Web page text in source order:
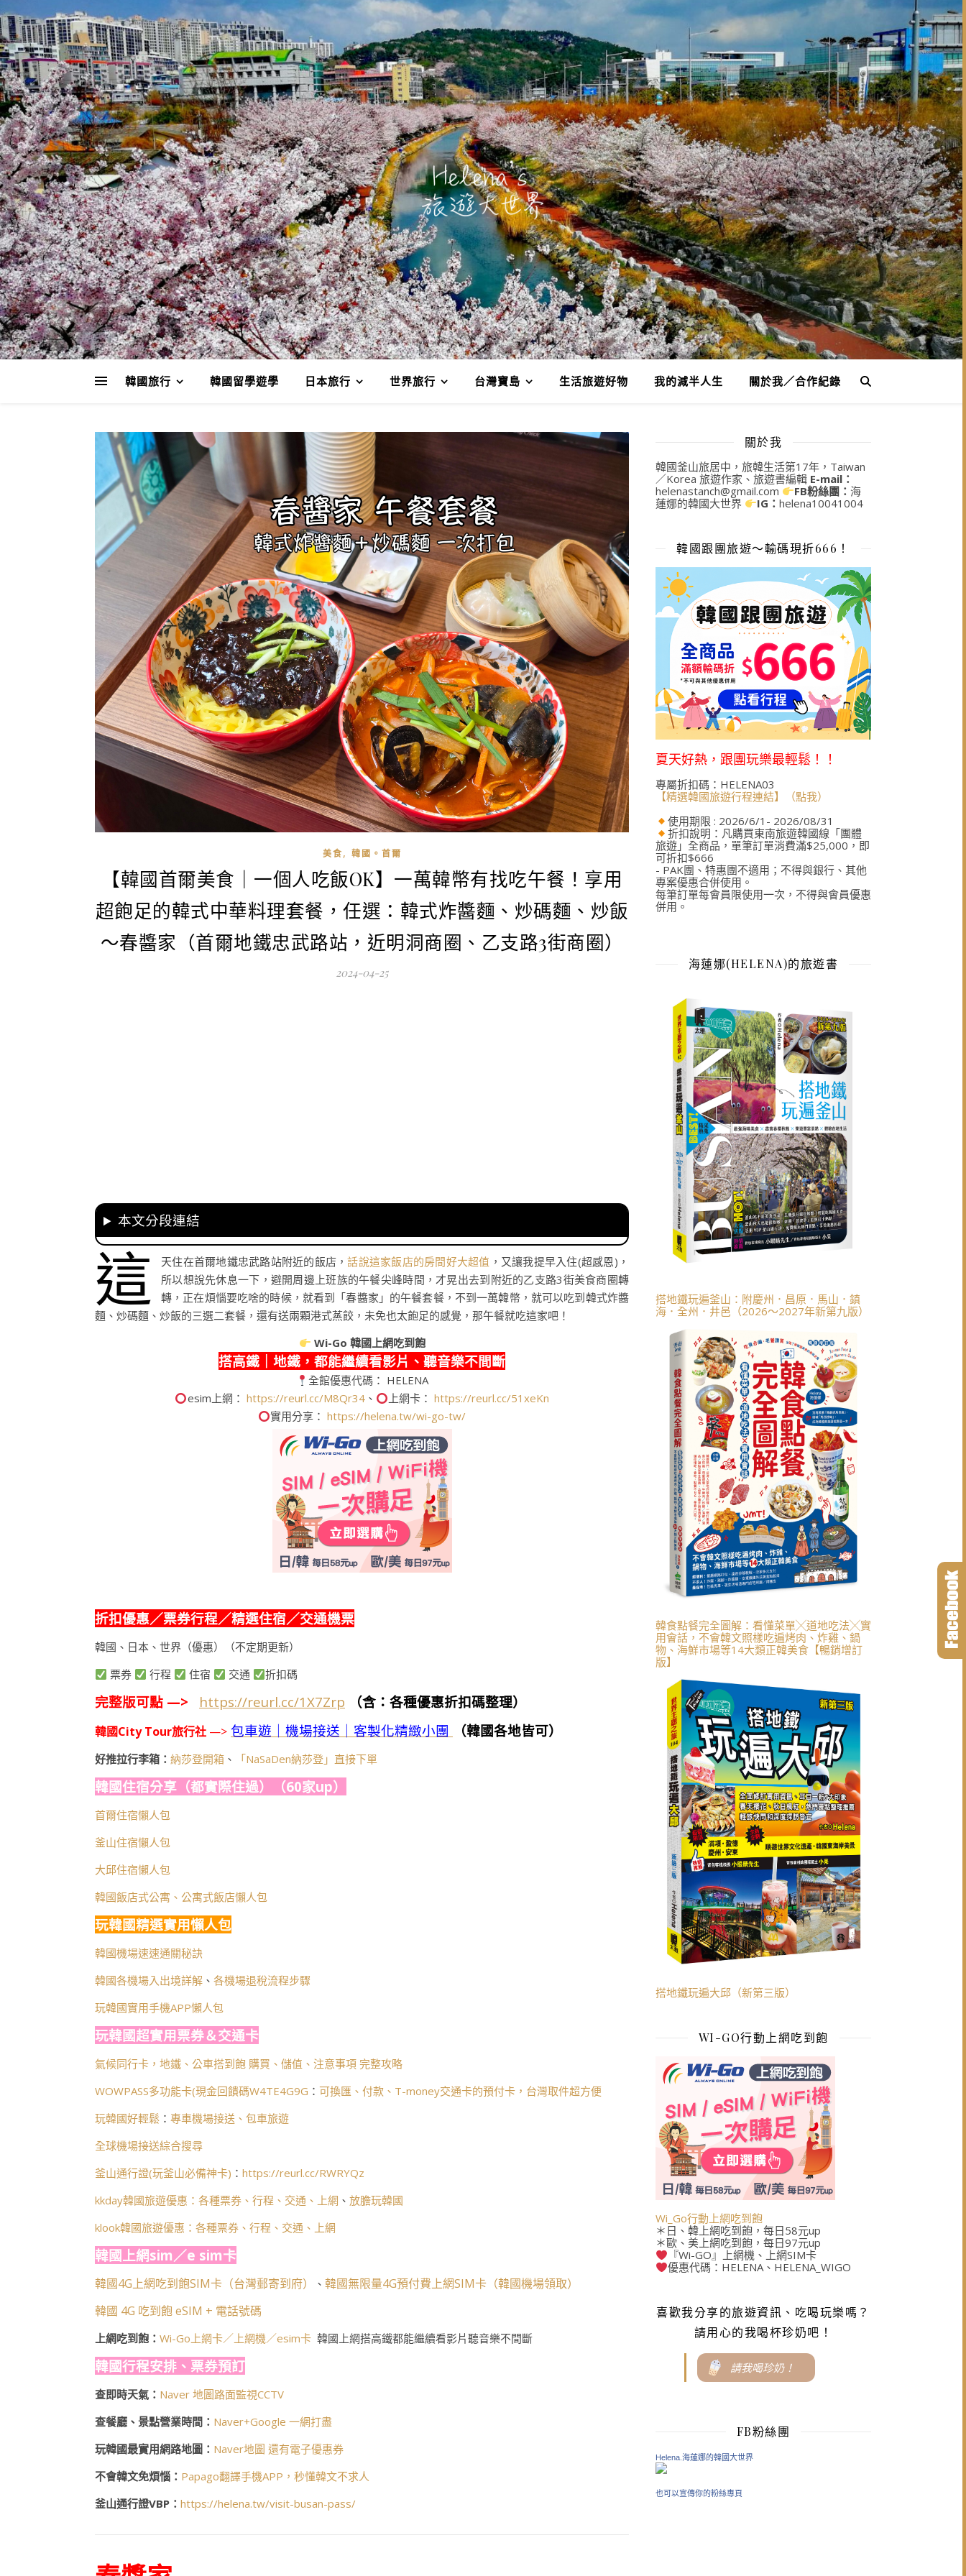
韓國旅行 韓國留學遊學 日本旅行 世界旅行 台灣寶島 生活旅遊好物 我的減半人生 關於我／合作紀錄
美食, 韓國。首爾
【韓國首爾美食｜一個人吃飯OK】一萬韓幣有找吃午餐！享用
超飽足的韓式中華料理套餐，任選：韓式炸醬麵、炒碼麵、炒飯
～春醬家（首爾地鐵忠武路站，近明洞商圈、乙支路3街商圈）
2024-04-25
本文分段連結
這 天住在首爾地鐵忠武路站附近的飯店，話說這家飯店的房間好大超值 ，又讓我提早入住(超感恩)，
所以想說先休息一下，避開周邊上班族的午餐尖峰時間，才晃出去到附近的乙支路3街美食商圈轉
轉，正在煩惱要吃啥的時候，就看到「春醬家」的午餐套餐，不到一萬韓幣，就可以吃到韓式炸醬
麵、炒碼麵、炒飯的三選二套餐，還有送兩顆港式蒸餃，未免也太飽足的感覺，那午餐就吃這家吧！
Wi-Go 韓國上網吃到飽
搭高鐵｜地鐵，都能繼續看影片、聽音樂不間斷
全館優惠代碼： HELENA
esim上網： https://reurl.cc/M8Qr34、 上網卡： https://reurl.cc/51xeKn
實用分享：https://helena.tw/wi-go-tw/
折扣優惠／票券行程／精選住宿／交通機票
韓國、日本、世界（優惠）（不定期更新）
票券
行程 住宿 交通 折扣碼
完整版可點 —> https://reurl.cc/1X7Zrp （含：各種優惠折扣碼整理）
韓國City Tour旅行社 —> 包車遊｜機場接送｜客製化精緻小團 （韓國各地皆可）
好推拉行李箱： 納莎登開箱 、 「NaSaDen納莎登」直接下單
韓國住宿分享（都實際住過）（60家up）
首爾住宿懶人包
釜山住宿懶人包
大邱住宿懶人包
韓國飯店式公寓、公寓式飯店懶人包
玩韓國精選實用懶人包
韓國機場速速通關秘訣
韓國各機場入出境詳解 、 各機場退稅流程步驟
玩韓國實用手機APP懶人包
玩韓國超實用票券＆交通卡
氣候同行卡，地鐵、公車搭到飽 購買、儲值、注意事項 完整攻略
WOWPASS多功能卡(現金回饋碼W4TE4G9G ： 可換匯、付款、T-money交通卡的預付卡，台灣取件超方便
玩韓國好輕鬆 ： 專車機場接送、包車旅遊
全球機場接送綜合搜尋
釜山通行證(玩釜山必備神卡) ： https://reurl.cc/RWRYQz
kkday韓國旅遊優惠：各種票券、行程、交通、上網 、 放膽玩韓國
klook韓國旅遊優惠：各種票券、行程、交通、上網
韓國上網sim／e sim卡
韓國4G上網吃到飽SIM卡（台灣郵寄到府） 、 韓國無限量4G預付費上網SIM卡（韓國機場領取）
韓國 4G 吃到飽 eSIM + 電話號碼
上網吃到飽： Wi-Go上網卡／上網機／esim卡 韓國上網搭高鐵都能繼續看影片聽音樂不間斷
韓國行程安排、票券預訂
查即時天氣： Naver 地圖路面監視CCTV
查餐廳、景點營業時間： Naver+Google 一網打盡
玩韓國最實用網路地圖： Naver地圖 還有電子優惠券
不會韓文免煩惱： Papago翻譯手機APP，秒懂韓文不求人
釜山通行證VBP： https://helena.tw/visit-busan-pass/
關於我
韓國釜山旅居中，旅韓生活第17年，Taiwan
／Korea 旅遊作家、旅遊書編輯 E-mail：
helenastanch@gmail.com
FB粉絲團： 海
蓮娜的韓國大世界
IG：helena10041004
韓國跟團旅遊～輸碼現折666！
夏天好熱，跟團玩樂最輕鬆！！
專屬折扣碼：HELENA03
【精選韓國旅遊行程連結】（點我）
使用期限 : 2026/6/1- 2026/08/31
折扣說明：凡購買東南旅遊韓國線「團體
旅遊」全商品，單筆訂單消費滿$25,000，即
可折扣$666
- PAK團、特惠團不適用；不得與銀行、其他
專案優惠合併使用。
每筆訂單每會員限使用一次，不得與會員優惠
併用。
海蓮娜(HELENA)的旅遊書
搭地鐵玩遍釜山：附慶州．昌原．馬山．鎮
海．全州．井邑（2026～2027年新第九版）
韓食點餐完全圖解：看懂菜單╳道地吃法╳實
用會話，不會韓文照樣吃遍烤肉、炸雞、鍋
物、海鮮市場等14大類正韓美食【暢銷增訂
版】
搭地鐵玩遍大邱（新第三版）
WI-GO行動上網吃到飽
Wi_Go行動上網吃到飽
＊日、韓上網吃到飽，每日58元up
＊歐、美上網吃到飽，每日97元up
『Wi-GO』上網機、上網SIM卡
優惠代碼：HELENA、HELENA_WIGO
喜歡我分享的旅遊資訊、吃喝玩樂嗎？
請用心的我喝杯珍奶吧！
請我喝珍奶！
FB粉絲團
Helena.海蓮娜的韓國大世界
也可以宣傳你的粉絲專頁